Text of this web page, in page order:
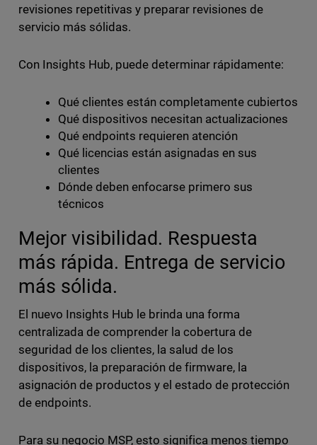
revisiones repetitivas y preparar revisiones de
servicio más sólidas.
Con Insights Hub, puede determinar rápidamente:
Qué clientes están completamente cubiertos
Qué dispositivos necesitan actualizaciones
Qué endpoints requieren atención
Qué licencias están asignadas en sus
clientes
Dónde deben enfocarse primero sus
técnicos
Mejor visibilidad. Respuesta
más rápida. Entrega de servicio
más sólida.
El nuevo Insights Hub le brinda una forma
centralizada de comprender la cobertura de
seguridad de los clientes, la salud de los
dispositivos, la preparación de firmware, la
asignación de productos y el estado de protección
de endpoints.
Para su negocio MSP, esto significa menos tiempo